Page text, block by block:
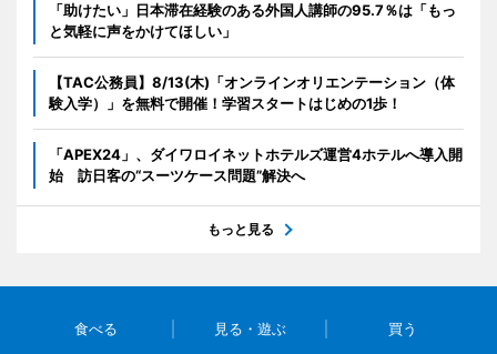
「助けたい」日本滞在経験のある外国人講師の95.7％は「もっ
と気軽に声をかけてほしい」
【TAC公務員】8/13(木)「オンラインオリエンテーション（体
験入学）」を無料で開催！学習スタートはじめの1歩！
「APEX24」、ダイワロイネットホテルズ運営4ホテルへ導入開
始 訪日客の“スーツケース問題”解決へ
もっと見る
食べる 見る・遊ぶ 買う